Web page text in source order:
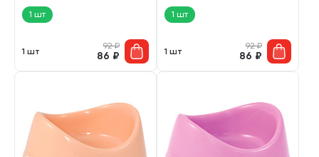
1 шт
1 шт
92₽
86 ₽
1 шт
1 шт
92₽
86 ₽